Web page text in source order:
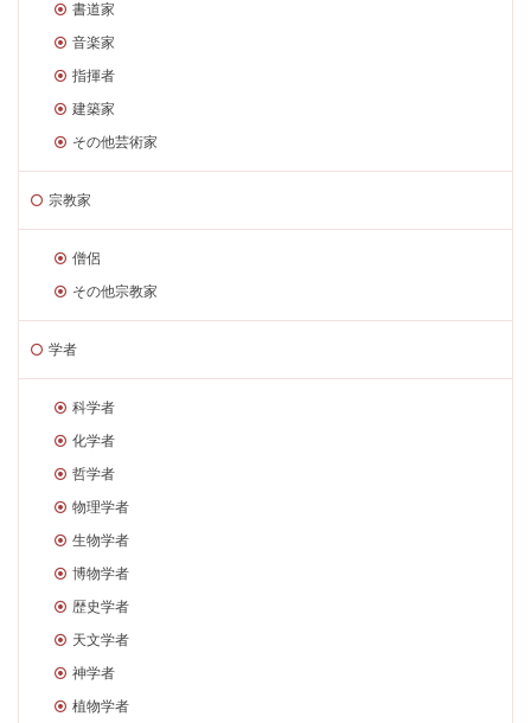
書道家
音楽家
指揮者
建築家
その他芸術家
宗教家
僧侶
その他宗教家
学者
科学者
化学者
哲学者
物理学者
生物学者
博物学者
歴史学者
天文学者
神学者
植物学者